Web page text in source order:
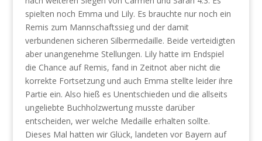
spielten noch Emma und Lily. Es brauchte nur noch ein
Remis zum Mannschaftssieg und der damit
verbundenen sicheren Silbermedaille. Beide verteidigten
aber unangenehme Stellungen. Lily hatte im Endspiel
die Chance auf Remis, fand in Zeitnot aber nicht die
korrekte Fortsetzung und auch Emma stellte leider ihre
Partie ein. Also hieß es Unentschieden und die allseits
ungeliebte Buchholzwertung musste darüber
entscheiden, wer welche Medaille erhalten sollte.
Dieses Mal hatten wir Glück, landeten vor Bayern auf